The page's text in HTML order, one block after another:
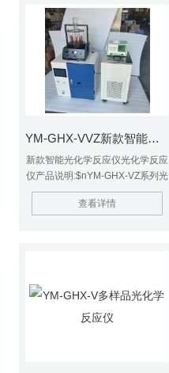
时；内照式光源，受光充分。
YM-GHX-VVZ新款智能光化学反应仪
新款智能光化学反应仪光化学反应
仪产品说明:$nYM-GHX-VZ系列光
化学反应仪是在上海交通大学，华
东理工大学多名教授的技术支撑下
光化学反应。具有提供分析反应产
物和自由基的样品，测定反应动力
学常数，测定量子产率等功能，广
查看详情